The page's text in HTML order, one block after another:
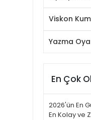
Viskon
Yazma
En Çok
2026'ün En
En Kolay ve